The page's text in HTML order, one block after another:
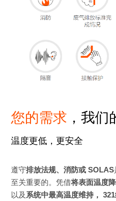
您的需求 ，我
温度更低，更安全
遵守排放法规、消防或 SOLAS
至关重要的。凭借将表面温度
以及 系统中最高温度维持，